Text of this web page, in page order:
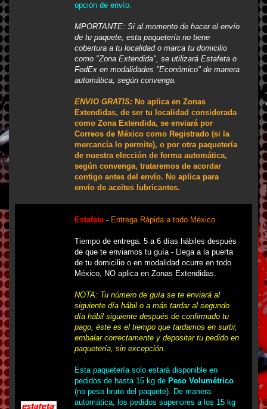
opción de envío.
MPORTANTE: Si al momento de hacer el envío
de tu paquete, esta paquetería no tiene
cobertura a tu localidad o marca tu domicilio
como "Zona Extendida", se utilizará Estafeta o
FedEx en modalidades "Económico" de manera
automática, según convenga.
ENVIO GRATIS: No aplica en Zonas
Extendidas, de ser tu localidad considerada
como Zona Extendida, se enviará por
Correos de México como Registrado (si la
mercancía lo permite), o por otra paquetería
de nuestra elección de forma automática,
según convenga, trataremos de acordar
contigo antes del envío. No aplica para
envío de aceites lubricantes.
Estafeta- Entrega Rápida a todo México.
Tiempo de entrega: 5 a 6 días hábiles después
de que te enviamos tu guía - Llega a la puerta
de tu domicilio o en modalidad ocurre en todo
México, NO aplica en Zonas Extendidas.
NOTA: Tu número de guía se te enviará al
siguiente día hábil o a más tardar al segundo
día hábil siguiente después de confirmado tu
pago, éste es el tiempo que tardamos en surtir,
embalar correctamente y depositar tu pedido en
paquetería, sin excepción.
Esta paquetería solo estará disponible en
pedidos de hasta 15 kg de Peso Volumétrico
(no peso bruto del paquete). De manera
automática, los pedidos superiores a los 15 kg